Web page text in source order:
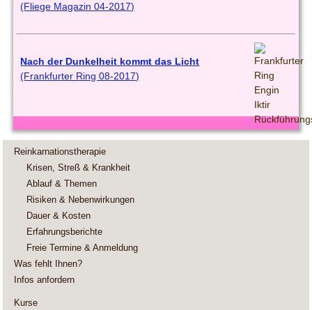
(Fliege Magazin 04-2017)
Nach der Dunkelheit kommt das Licht
(Frankfurter Ring 08-2017)
Reinkarnationstherapie
Krisen, Streß & Krankheit
Ablauf & Themen
Risiken & Nebenwirkungen
Dauer & Kosten
Erfahrungsberichte
Freie Termine & Anmeldung
Was fehlt Ihnen?
Infos anfordern
Kurse